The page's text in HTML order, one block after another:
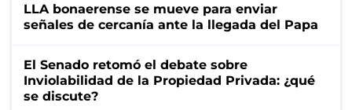
LLA bonaerense se mueve para enviar
señales de cercanía ante la llegada del Papa
El Senado retomó el debate sobre
Inviolabilidad de la Propiedad Privada: ¿qué
se discute?